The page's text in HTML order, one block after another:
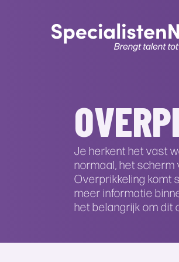
Je herkent het vast
normaal, het scherm
Overprikkeling komt
meer informatie
het belangrijk om dit